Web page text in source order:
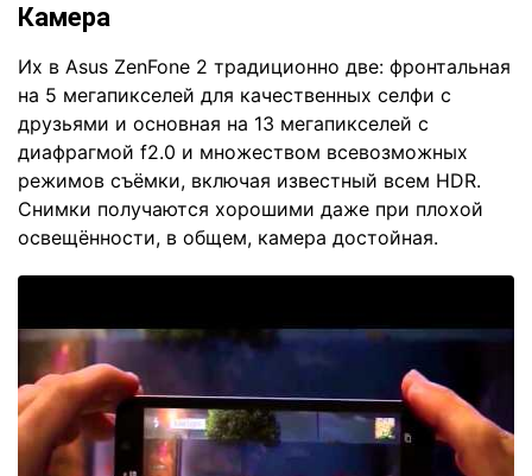
Камера
Их в Asus ZenFone 2 традиционно две: фронтальная
на 5 мегапикселей для качественных селфи с
друзьями и основная на 13 мегапикселей с
диафрагмой f2.0 и множеством всевозможных
режимов съёмки, включая известный всем HDR.
Снимки получаются хорошими даже при плохой
освещённости, в общем, камера достойная.